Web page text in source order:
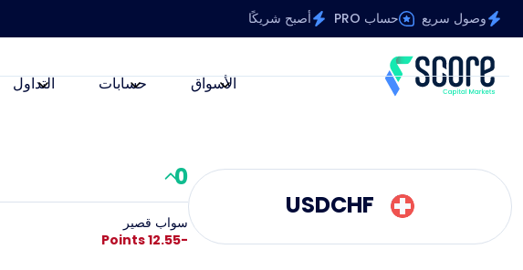
وصول سريع حساب PRO أصبح شريكًا
الأسواق حسابات التداول
USDCHF
0
سواب قصير
-12.55 Points